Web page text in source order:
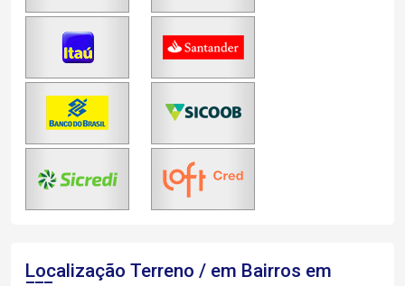
Localização Terreno / em Bairros em